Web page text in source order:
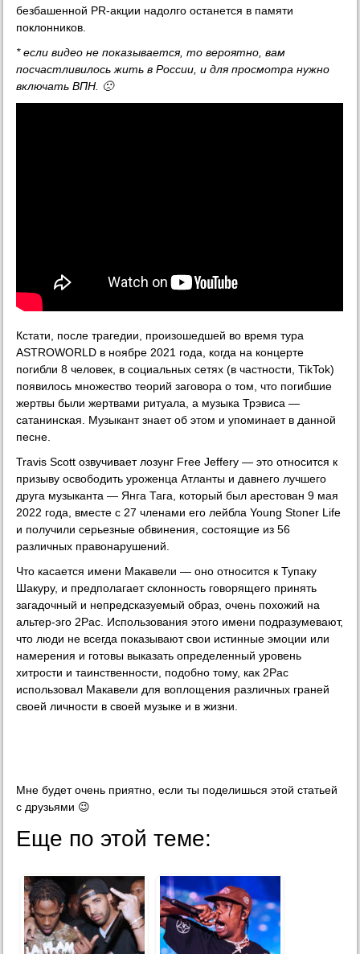
безбашенной PR-акции надолго останется в памяти
поклонников.
* если видео не показывается, то вероятно, вам
посчастливилось жить в России, и для просмотра нужно
включать ВПН. 🙁
Кстати, после трагедии, произошедшей во время тура
ASTROWORLD в ноябре 2021 года, когда на концерте
погибли 8 человек, в социальных сетях (в частности, TikTok)
появилось множество теорий заговора о том, что погибшие
жертвы были жертвами ритуала, а музыка Трэвиса —
сатанинская. Музыкант знает об этом и упоминает в данной
песне.
Travis Scott озвучивает лозунг Free Jeffery — это относится к
призыву освободить уроженца Атланты и давнего лучшего
друга музыканта — Янга Тага, который был арестован 9 мая
2022 года, вместе с 27 членами его лейбла Young Stoner Life
и получили серьезные обвинения, состоящие из 56
различных правонарушений.
Что касается имени Макавели — оно относится к Тупаку
Шакуру, и предполагает склонность говорящего принять
загадочный и непредсказуемый образ, очень похожий на
альтер-эго 2Pac. Использования этого имени подразумевают,
что люди не всегда показывают свои истинные эмоции или
намерения и готовы выказать определенный уровень
хитрости и таинственности, подобно тому, как 2Pac
использовал Макавели для воплощения различных граней
своей личности в своей музыке и в жизни.
Мне будет очень приятно, если ты поделишься этой статьей
с друзьями 😉
Еще по этой теме: